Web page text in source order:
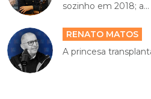
sozinho em 2018; a...
RENATO MATOS
A princesa